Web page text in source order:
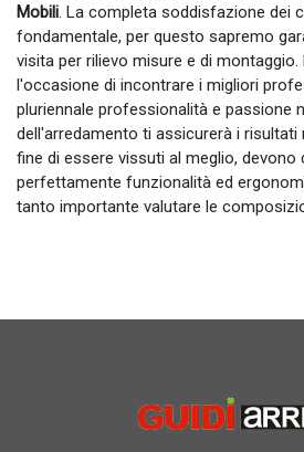
Mobili . La completa soddisfazione dei
fondamentale, per questo sapremo
visita per rilievo misure e di
l'occasione di incontrare i migliori
pluriennale professionalità e passione
dell'arredamento ti assicurerà i risultati
fine di essere vissuti al meglio, devono
perfettamente funzionalità ed
tanto importante valutare le